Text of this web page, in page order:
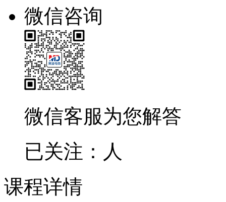
微信咨询
微信客服为您解答
已关注： 人
课程详情